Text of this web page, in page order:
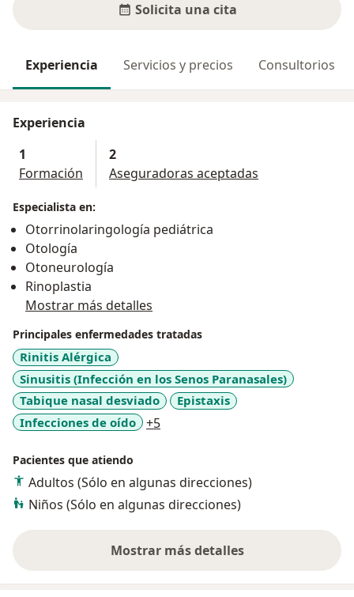
Solicita una cita
Experiencia Servicios y precios Consultorios
Experiencia
1
Formación
2
Aseguradoras aceptadas
Especialista en:
Otorrinolaringología pediátrica
Otología
Otoneurología
Rinoplastia
Mostrar más detalles
Principales enfermedades tratadas
Rinitis Alérgica
Sinusitis (Infección en los Senos Paranasales)
Tabique nasal desviado
Epistaxis
Infecciones de oído
+5a11y_sr_more_diseases
Pacientes que atiendo
Adultos (Sólo en algunas direcciones)
Niños (Sólo en algunas direcciones)
Mostrar más detalles
sobre la experiencia